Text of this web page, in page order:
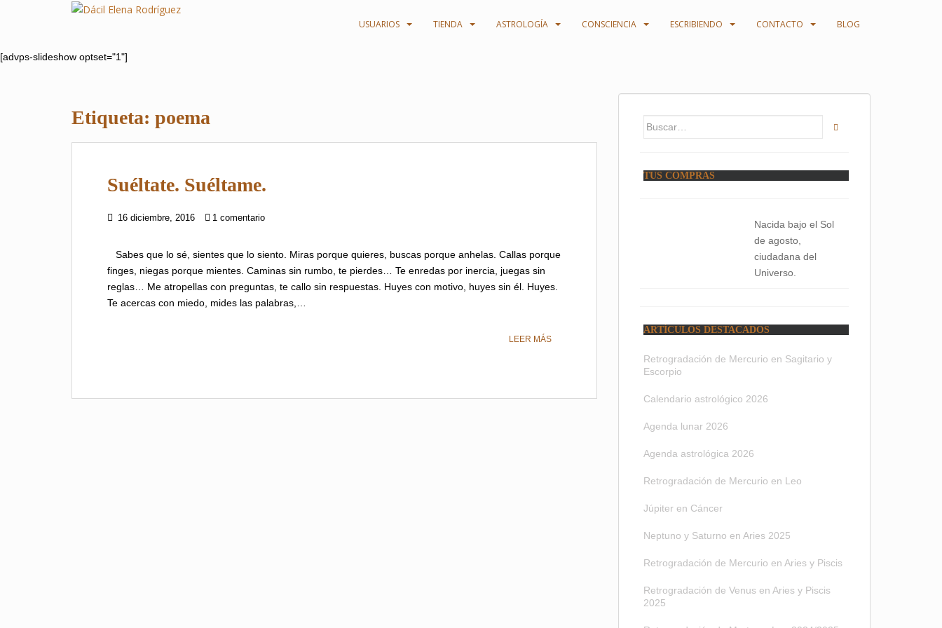
p
USUARIOS TIENDA ASTROLOGÍA CONSCIENCIA ESCRIBIENDO CONTACTO BLOG
[advps-slideshow optset="1"]
Etiqueta: poema
Suéltate. Suéltame.
16 diciembre, 2016 1 comentario
Sabes que lo sé, sientes que lo siento. Miras porque quieres, buscas porque anhelas. Callas porque
finges, niegas porque mientes. Caminas sin rumbo, te pierdes… Te enredas por inercia, juegas sin
reglas… Me atropellas con preguntas, te callo sin respuestas. Huyes con motivo, huyes sin él. Huyes.
Te acercas con miedo, mides las palabras,…
LEER MÁS
Buscar:
TUS COMPRAS
Nacida bajo el Sol
de agosto,
ciudadana del
Universo.
ARTÍCULOS DESTACADOS
Retrogradación de Mercurio en Sagitario y
Escorpio
Calendario astrológico 2026
Agenda lunar 2026
Agenda astrológica 2026
Retrogradación de Mercurio en Leo
Júpiter en Cáncer
Neptuno y Saturno en Aries 2025
Retrogradación de Mercurio en Aries y Piscis
Retrogradación de Venus en Aries y Piscis
2025